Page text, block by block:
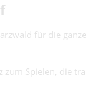
für die
zum Spielen, die